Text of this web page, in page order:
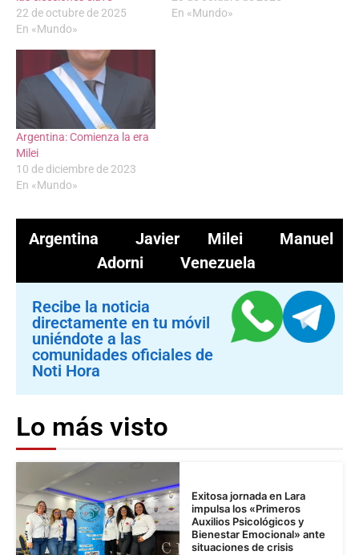
22 de octubre de 2025
En «Mundo»
En «Mundo»
Argentina: Comienza la era
Milei
10 de diciembre de 2023
En «Mundo»
Argentina Javier Milei
Manuel
Adorni
Venezuela
Recibe la noticia
directamente en tu móvil
uniéndote a las
comunidades oficiales de
Noti Hora
Lo más visto
Exitosa jornada en Lara
impulsa los «Primeros
Auxilios Psicológicos y
Bienestar Emocional» ante
situaciones de crisis